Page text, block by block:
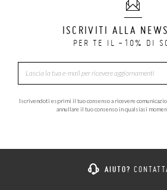
ISCRIVITI ALLA
PER TE IL -10% DI
Iscrivendoti esprimi il tuo consenso a ricevere
annullare il tuo consenso in qualsiasi
AIUTO?